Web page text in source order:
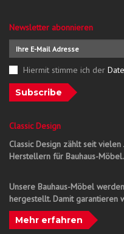
Newsletter abonnieren
Hiermit stimme ich der
Subscribe
Classic Design
Classic Design zählt seit
Herstellern für Bauhaus-Möbel.
Unsere Bauhaus-Möbel
hergestellt. Damit garantieren
Mehr erfahren